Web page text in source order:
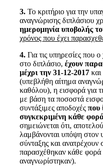
3. Το κριτήριο για την
αναγνώρισης διπλάσιου
ημερομηνία υποβολής
χρόνος που έχει
4. Για τις υπηρεσίες που
στο διπλάσιο, έχουν
μέχρι την 31-12-2017
(υπεβλήθη αίτημα
καθόλου), η εισφορά για
με βάση τα ποσοστά
συντάξιμες αποδοχές που
συγκεκριμένη κάθε
σημειώνεται ότι,
λαμβάνονται υπόψη στον
σύνταξης και ανατρέχουν
παρασχέθηκαν κάθε φορά
αναγνωρίστηκαν).